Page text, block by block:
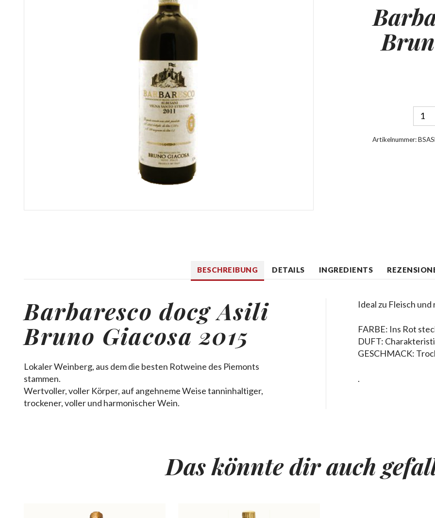
Artikelnummer:
BESCHREIBUNG DETAILS INGREDIENTS
Barbaresco docg Asili
Bruno Giacosa 2015
Lokaler Weinberg, aus dem die besten Rotweine des Piemonts
stammen.
Wertvoller, voller Körper, auf angehneme Weise tanninhaltiger,
trockener, voller und harmonischer Wein.
Ideal zu Fleisch
FARBE: Ins Rot
DUFT:
GESCHMACK:
.
Das könnte dir auch